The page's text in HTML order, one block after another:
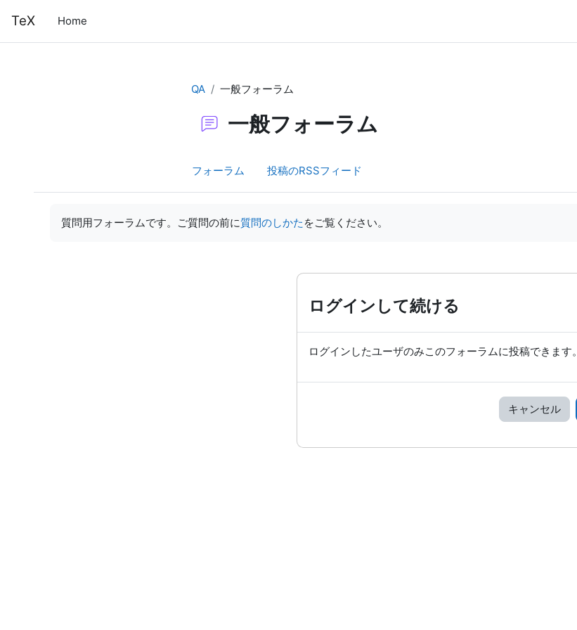
TeX Home
QA 一般フォーラム
一般フォーラム
フォーラム 投稿のRSSフィード
質問用フォーラムです。ご質問の前に質問のしかた をご覧ください。
ログインして続ける
ログインしたユーザのみこのフォーラムに投稿できます。
キャンセル